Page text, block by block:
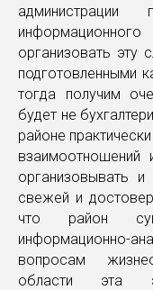
организовать эту
подготовленными
тогда получим
будет не
районе
организовывать
свежей и
что район
информационно-
вопросам
области эта